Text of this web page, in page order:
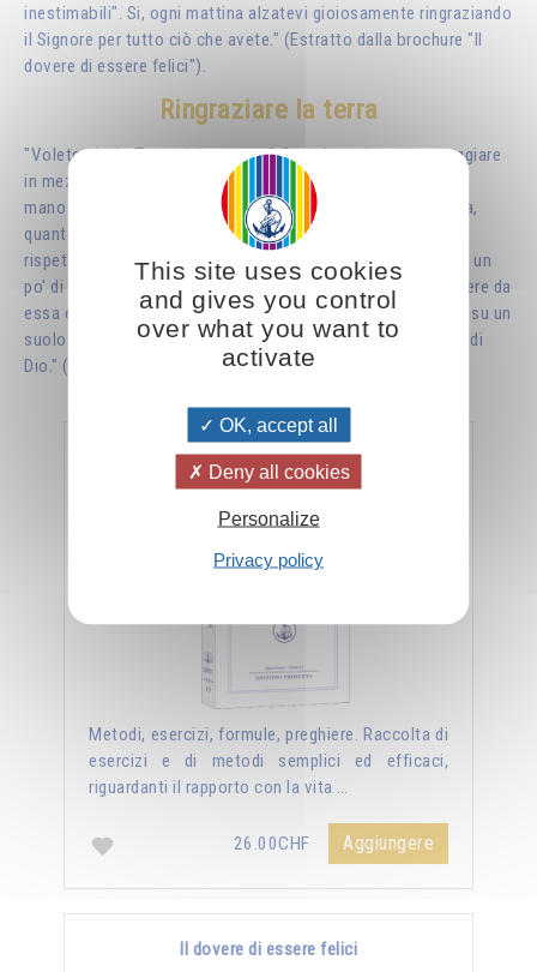
inestimabili". Si, ogni mattina alzatevi gioiosamente ringraziando
il Signore per tutto ciò che avete." (Estratto dalla brochure "Il
dovere di essere felici").
Ringraziare la terra
"Volete che la Terra vi riconosca? Quando andate a passeggiare
in mezzo alla natura, fermatevi ogni tanto, posate la vostra
mano su di essa, accarezzatela e ditele: "O Terra, madre mia,
quanto apprezzo la tua solidità e la tua generosità! Col mio
rispetto, la mia riconoscenza e il mio amore, voglio renderti un
po' di tutto quello che mi doni". È così che vi farete conoscere da
essa e non vi sentirete più come un povero infelice gettato su un
suolo straniero, bensi nella vostra patria, come figli e figlie di
Dio." (Estratto dal libro "Il sorriso del saggio")
La nuova terra
Metodi, esercizi, formule, preghiere. Raccolta di
esercizi e di metodi semplici ed efficaci,
riguardanti il rapporto con la vita …
26.00CHF Aggiungere
Il dovere di essere felici
This site uses cookies
and gives you control
over what you want to
activate
OK, accept all
Deny all cookies
Personalize
Privacy policy